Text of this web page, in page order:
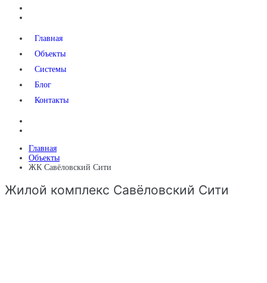
Главная
Объекты
Системы
Блог
Контакты
Главная
Объекты
ЖК Савёловский Сити
Жилой комплекс Савёловский Сити